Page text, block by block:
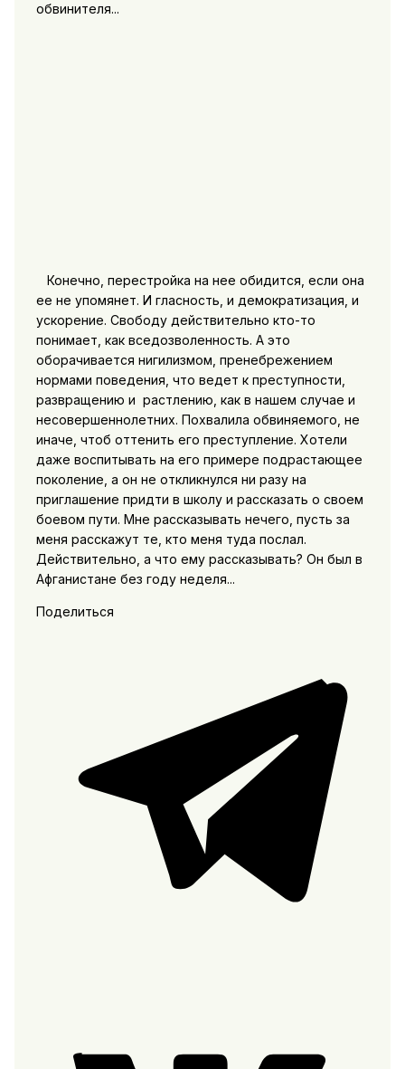
обвинителя...
Конечно, перестройка на нее обидится, если она
ее не упомянет. И гласность, и демократизация, и
ускорение. Свободу действительно кто-то
понимает, как вседозволенность. А это
оборачивается нигилизмом, пренебрежением
нормами поведения, что ведет к преступности,
развращению и растлению, как в нашем случае и
несовершеннолетних. Похвалила обвиняемого, не
иначе, чтоб оттенить его преступление. Хотели
даже воспитывать на его примере подрастающее
поколение, а он не откликнулся ни разу на
приглашение придти в школу и рассказать о своем
боевом пути. Мне рассказывать нечего, пусть за
меня расскажут те, кто меня туда послал.
Действительно, а что ему рассказывать? Он был в
Афганистане без году неделя...
Поделиться